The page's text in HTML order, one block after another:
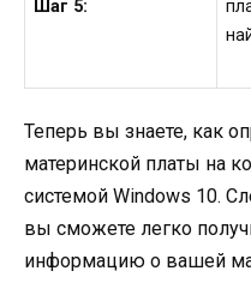
Шаг 5:
Теперь вы знаете, как
материнской платы на
системой Windows 10.
вы сможете легко
информацию о вашей